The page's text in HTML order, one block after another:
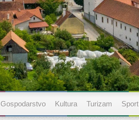
Gospodarstvo Kultura Turizam Sport